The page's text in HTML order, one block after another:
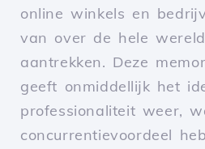
online winkels en
van over de hele
aantrekken. Deze
geeft onmiddellijk het
professionaliteit weer,
concurrentievoordeel